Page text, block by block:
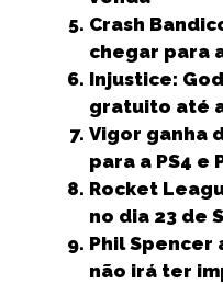
Crash
chegar para
Injustice:
gratuito até
Vigor ganha
para a PS4 e
Rocket
no dia 23 de
Phil Spencer
não irá ter